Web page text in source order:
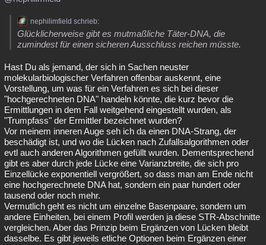
nephilimfield schrieb:
Glücklicherweise gibt es mutmaßliche Täter-DNA, die
zumindest für einen sicheren Ausschluss reichen müsste.
Hast Du als jemand, der sich in Sachen neuster
molekularbiologischer Verfahren offenbar auskennt, eine
Vorstellung, um was für ein Verfahren es sich bei dieser
"hochgerechneten DNA" handeln könnte, die kurz bevor die
Ermittlungen in dem Fall weitgehend eingestellt wurden, als
"Trumpfass" der Ermittler bezeichnet wurden?
Vor meinem inneren Auge seh ich da einen DNA-Strang, der
beschädigt ist, und wo die Lücken nach Zufallsalgorithmen oder
evtl auch anderen Algorithmen gefüllt wurden. Dementsprechend
gibt es aber durch jede Lücke eine Varianzbreite, die sich pro
Einzellücke exponentiell vergrößert, so dass man am Ende nicht
eine hochgerechnete DNA hat, sondern ein paar hundert oder
tausend oder noch mehr.
Vermutlich geht es nicht um einzelne Basenpaare, sondern um
andere Einheiten, bei einem Profil werden ja diese STR-Abschnitte
vergleichen. Aber das Prinzip beim Ergänzen von Lücken bleibt
dasselbe. Es gibt jeweils etliche Optionen beim Ergänzen einer